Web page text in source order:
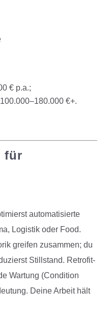
€ p.a.;
€+.
für
automatisierte
Logistik oder Food.
greifen zusammen; du
Stillstand. Retrofit-
Wartung (Condition
Deine Arbeit hält